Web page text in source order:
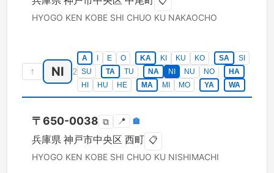
HYOGO KEN KOBE SHI CHUO KU NAKAOCHO
↑ NI 2
A E O KA KI KU KO SA
SI
SU
TA TU NA NI NU NO
HA
HI
HU HE MA MI MO YA WA
〒650-0038 ⧉ 📍 🏣
兵庫県 神戸市中央区 西町 📋
HYOGO KEN KOBE SHI CHUO KU NISHIMACHI